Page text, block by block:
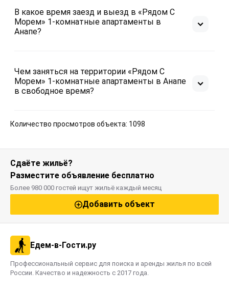
В какое время заезд и выезд в «Рядом С
Морем» 1-комнатные апартаменты в
Анапе?
Чем заняться на территории «Рядом С
Морем» 1-комнатные апартаменты в Анапе
в свободное время?
Количество просмотров объекта: 1098
Сдаёте жильё?
Разместите объявление бесплатно
Более 980 000 гостей ищут жильё каждый месяц
Добавить объект
Едем-в-Гости.ру
Профессиональный сервис для поиска и аренды жилья по всей
России. Качество и надежность с 2017 года.